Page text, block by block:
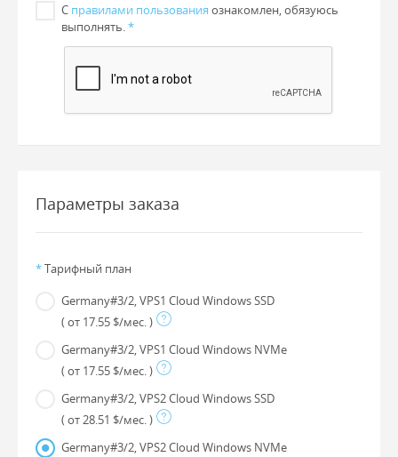
С правилами пользования ознакомлен, обязуюсь
выполнять.*
Параметры заказа
*Тарифный план
Germany#3/2, VPS1 Cloud Windows SSD
( от 17.55 $/мес. )
Germany#3/2, VPS1 Cloud Windows NVMe
( от 17.55 $/мес. )
Germany#3/2, VPS2 Cloud Windows SSD
( от 28.51 $/мес. )
Germany#3/2, VPS2 Cloud Windows NVMe